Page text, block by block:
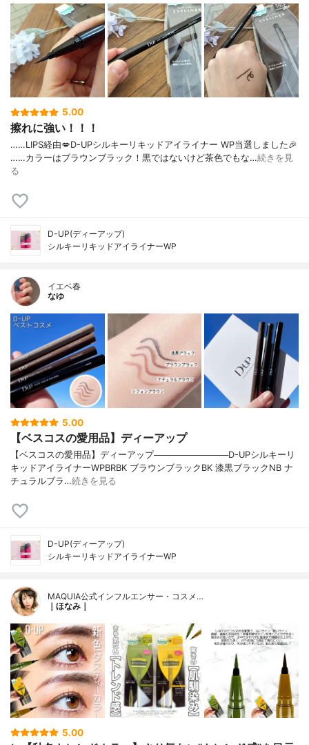
5.00
擦れに強い！！！
……⁡⁡LIPS経由💋⁡⁡D-UP⁡⁡シルキーリキッドアイライナー WP⁡⁡当選しました🎉
⁡⁡……⁡⁡カラーはブラウンブラック！⁡⁡黒ではないけど⁡⁡茶色でもな…続きを見
る
D-UP(ディーアップ)
シルキーリキッドアイライナーWP
イエベ春
なゆ
5.00
【ベスコスの愛用品】ディーアップ
【ベスコスの愛用品】ディーアップ────────────D-UPシルキーリ
キッドアイライナーWPBRBK ブラウンブラックBK 漆黒ブラックNB ナ
チュラルブラ…続きを見る
D-UP(ディーアップ)
シルキーリキッドアイライナーWP
MAQUIA公式インフルエンサー・コスメ…
｜ほなみ｜
5.00